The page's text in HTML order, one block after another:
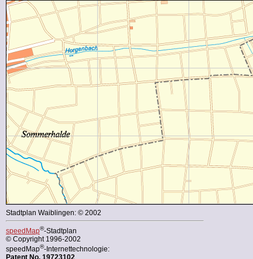
Stadtplan Waiblingen: © 2002
speedMap®-Stadtplan
© Copyright 1996-2002
speedMap®-Internettechnologie:
Patent No. 19723102